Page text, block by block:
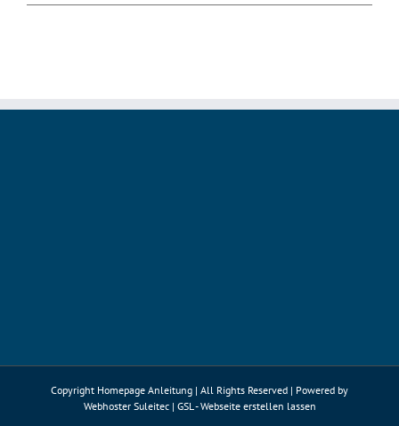
gegen
Copyright Homepage Anleitung | All Rights Reserved | Powered by
Webhoster Suleitec| GSL - Webseite erstellen lassen